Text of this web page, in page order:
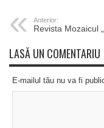
Anterior:
Revista Mozaicul
LASĂ UN COMENTARIU
E-mailul tău nu va fi